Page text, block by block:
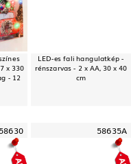
x 330
- 12
LED-es fali hangulatkép -
rénszarvas - 2 x AA, 30 x 40
cm
58630 58635A